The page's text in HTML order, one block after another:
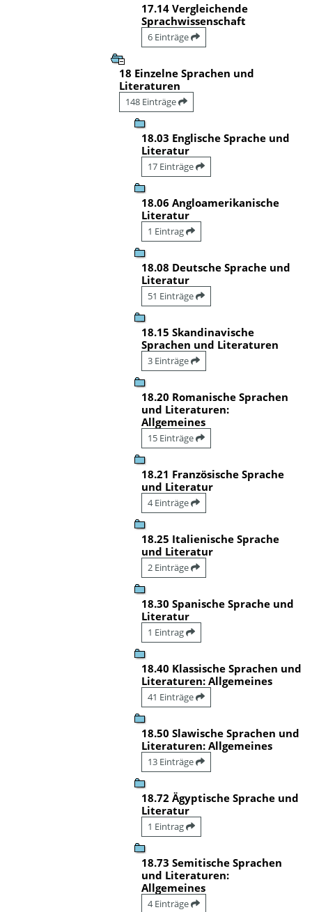
17.14 Vergleichende
Sprachwissenschaft
6 Einträge
18 Einzelne Sprachen und
Literaturen
148 Einträge
18.03 Englische Sprache und
Literatur
17 Einträge
18.06 Angloamerikanische
Literatur
1 Eintrag
18.08 Deutsche Sprache und
Literatur
51 Einträge
18.15 Skandinavische
Sprachen und Literaturen
3 Einträge
18.20 Romanische Sprachen
und Literaturen:
Allgemeines
15 Einträge
18.21 Französische Sprache
und Literatur
4 Einträge
18.25 Italienische Sprache
und Literatur
2 Einträge
18.30 Spanische Sprache und
Literatur
1 Eintrag
18.40 Klassische Sprachen und
Literaturen: Allgemeines
41 Einträge
18.50 Slawische Sprachen und
Literaturen: Allgemeines
13 Einträge
18.72 Ägyptische Sprache und
Literatur
1 Eintrag
18.73 Semitische Sprachen
und Literaturen:
Allgemeines
4 Einträge